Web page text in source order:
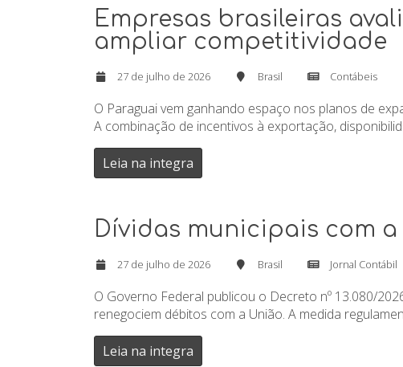
Empresas brasileiras
ampliar competitividade
27 de julho de 2026 Brasil Contábeis
O Paraguai vem ganhando espaço nos planos de
A combinação de incentivos à exportação,
Leia na integra
Dívidas municipais com
27 de julho de 2026 Brasil Jornal Contábil
O Governo Federal publicou o Decreto nº 13.080/
renegociem débitos com a União. A medida
Leia na integra